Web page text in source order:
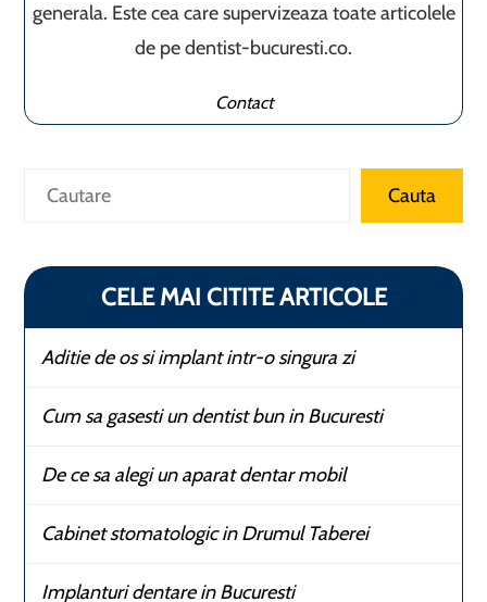
generala. Este cea care supervizeaza toate articolele
de pe dentist-bucuresti.co.
Contact
Caută Cauta
CELE MAI CITITE ARTICOLE
Aditie de os si implant intr-o singura zi
Cum sa gasesti un dentist bun in Bucuresti
De ce sa alegi un aparat dentar mobil
Cabinet stomatologic in Drumul Taberei
Implanturi dentare in Bucuresti